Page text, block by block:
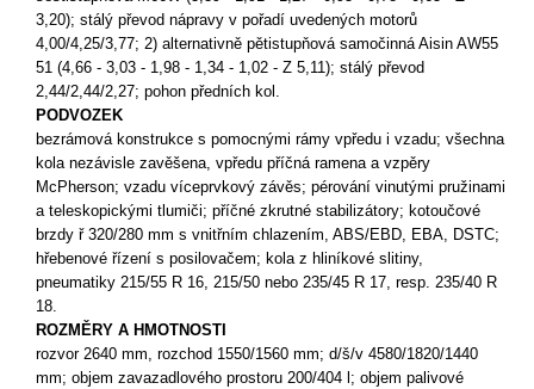
3,20); stálý převod nápravy v pořadí uvedených motorů
4,00/4,25/3,77; 2) alternativně pětistupňová samočinná Aisin AW55
51 (4,66 - 3,03 - 1,98 - 1,34 - 1,02 - Z 5,11); stálý převod
2,44/2,44/2,27; pohon předních kol.
PODVOZEK
bezrámová konstrukce s pomocnými rámy vpředu i vzadu; všechna
kola nezávisle zavěšena, vpředu příčná ramena a vzpěry
McPherson; vzadu víceprvkový závěs; pérování vinutými pružinami
a teleskopickými tlumiči; příčné zkrutné stabilizátory; kotoučové
brzdy ř 320/280 mm s vnitřním chlazením, ABS/EBD, EBA, DSTC;
hřebenové řízení s posilovačem; kola z hliníkové slitiny,
pneumatiky 215/55 R 16, 215/50 nebo 235/45 R 17, resp. 235/40 R
18.
ROZMĚRY A HMOTNOSTI
rozvor 2640 mm, rozchod 1550/1560 mm; d/š/v 4580/1820/1440
mm; objem zavazadlového prostoru 200/404 l; objem palivové